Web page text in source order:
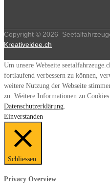
Copyright © 2026
Kreativeidee.ch
Um unsere Webseite
fortlaufend verbessern zu können,
weitere Nutzung der Webseite
zu. Weitere Informationen zu
Datenschutzerklärung
Einverstanden
Schliessen
Privacy Overview